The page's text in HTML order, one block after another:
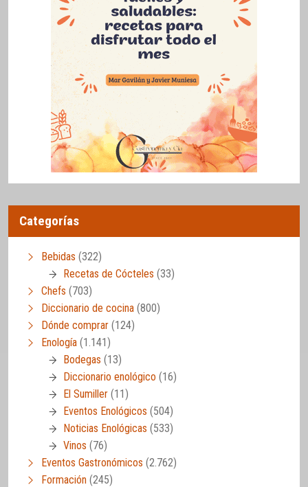
Categorías
Bebidas (322)
Recetas de Cócteles (33)
Chefs (703)
Diccionario de cocina (800)
Dónde comprar (124)
Enología (1.141)
Bodegas (13)
Diccionario enológico (16)
El Sumiller (11)
Eventos Enológicos (504)
Noticias Enológicas (533)
Vinos (76)
Eventos Gastronómicos (2.762)
Formación (245)